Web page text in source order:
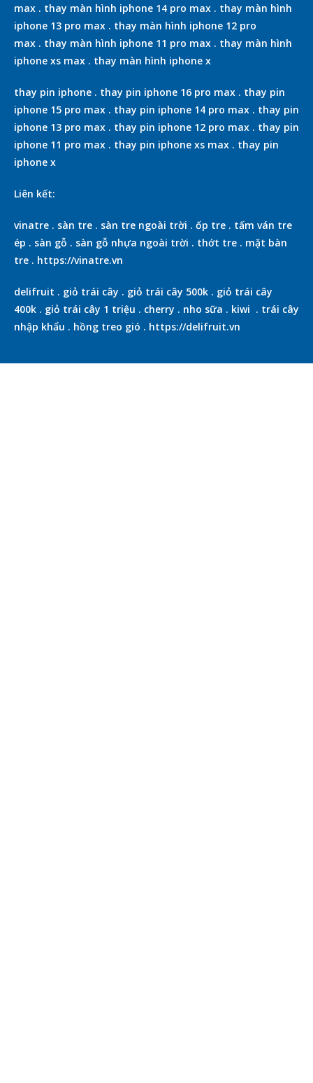
max . thay màn hình iphone 14 pro max . thay màn hình
iphone 13 pro max . thay màn hình iphone 12 pro
max . thay màn hình iphone 11 pro max . thay màn hình
iphone xs max . thay màn hình iphone x
thay pin iphone . thay pin iphone 16 pro max . thay pin
iphone 15 pro max . thay pin iphone 14 pro max . thay pin
iphone 13 pro max . thay pin iphone 12 pro max . thay pin
iphone 11 pro max . thay pin iphone xs max . thay pin
iphone x
Liên kết:
vinatre . sàn tre . sàn tre ngoài trời . ốp tre . tấm ván tre
ép . sàn gỗ . sàn gỗ nhựa ngoài trời . thớt tre . mặt bàn
tre . https://vinatre.vn
delifruit . giỏ trái cây . giỏ trái cây 500k . giỏ trái cây
400k . giỏ trái cây 1 triệu . cherry . nho sữa . kiwi . trái cây
nhập khẩu . hồng treo gió . https://delifruit.vn